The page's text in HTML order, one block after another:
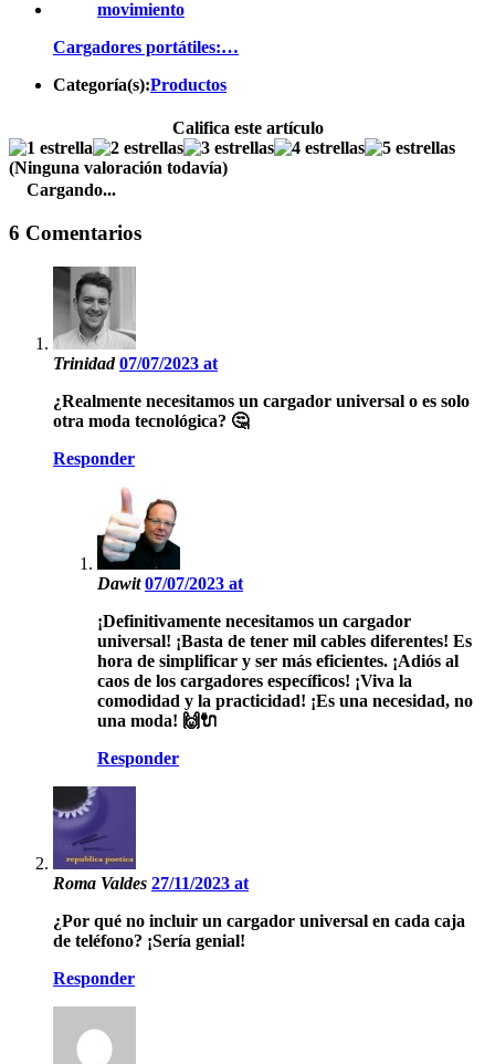
Cargadores portátiles:…
Categoría(s):Productos
Califica este artículo
(Ninguna valoración todavía)
Cargando...
6 Comentarios
Trinidad07/07/2023 at
¿Realmente necesitamos un cargador universal o es solo
otra moda tecnológica? 🤔
Responder
Dawit07/07/2023 at
¡Definitivamente necesitamos un cargador
universal! ¡Basta de tener mil cables diferentes! Es
hora de simplificar y ser más eficientes. ¡Adiós al
caos de los cargadores específicos! ¡Viva la
comodidad y la practicidad! ¡Es una necesidad, no
una moda! 🙌🔌
Responder
Roma Valdes 27/11/2023 at
¿Por qué no incluir un cargador universal en cada caja
de teléfono? ¡Sería genial!
Responder